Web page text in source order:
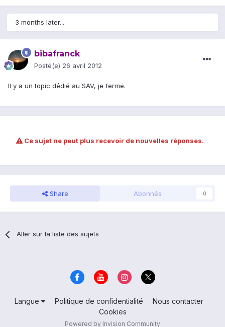
3 months later...
bibafranck
Posté(e) 26 avril 2012
Il y a un topic dédié au SAV, je ferme.
Ce sujet ne peut plus recevoir de nouvelles réponses.
Share Abonnés 0
Aller sur la liste des sujets
Langue Politique de confidentialité
Nous contacter
Cookies
Powered by Invision Community